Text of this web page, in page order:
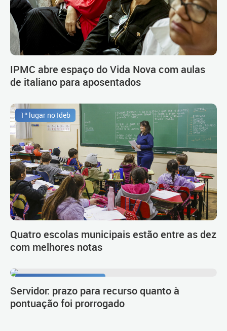
IPMC abre espaço do Vida Nova com aulas
de italiano para aposentados
1º lugar no Ideb
Quatro escolas municipais estão entre as dez
com melhores notas
Servidor: prazo para recurso quanto à
pontuação foi prorrogado